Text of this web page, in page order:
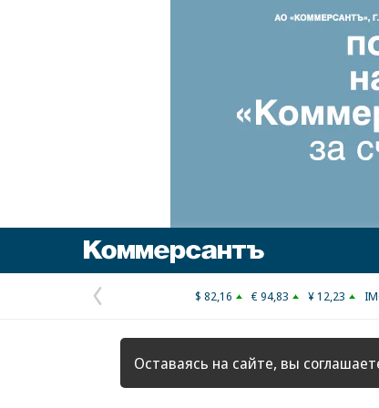
Предыдущая
страница
$ 82,16 € 94,83 ¥ 12,23
Оставаясь на сайте, вы